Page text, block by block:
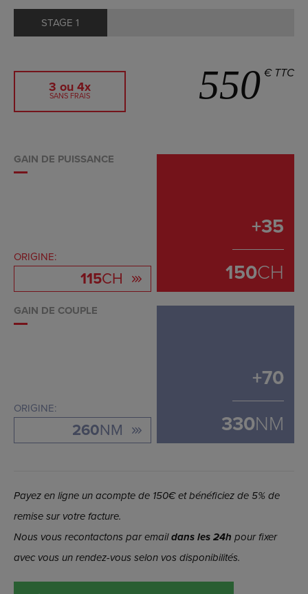
STAGE 1
3 ou 4x
SANS FRAIS 550 € TTC
GAIN DE PUISSANCE
ORIGINE:
115CH
+35
150CH
GAIN DE COUPLE
ORIGINE:
260NM
+70
330NM
Payez en ligne un acompte de 150€ et bénéficiez de 5% de
remise sur votre facture.
Nous vous recontactons par emaildans les 24h pour fixer
avec vous un rendez-vous selon vos disponibilités.